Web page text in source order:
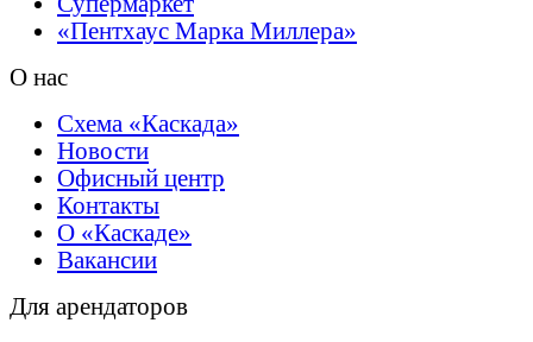
«Пентхаус Марка Миллера»
О нас
Схема «Каскада»
Новости
Офисный центр
Контакты
О «Каскаде»
Вакансии
Для арендаторов